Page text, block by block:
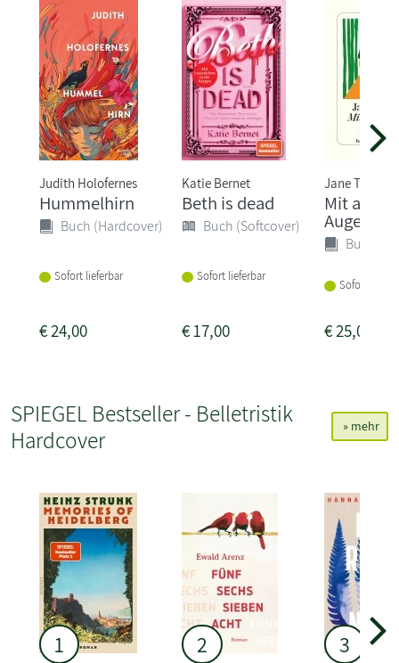
Judith Holofernes
Hummelhirn
Buch (Hardcover)
Sofort lieferbar
€24,00
Katie Bernet
Beth is dead
Buch (Softcover)
Sofort lieferbar
€17,00
Jane Tara
Mit
Augen
Buch
Sofort
€25,00
SPIEGEL Bestseller - Belletristik
Hardcover
» mehr
1 2 3